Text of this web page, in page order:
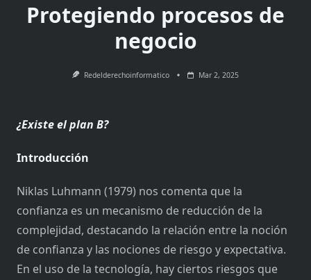
Protegiendo procesos de
negocio
Redelderechoinformatico Mar 2, 2025
¿Existe el plan B?
Introducción
Niklas Luhmann (1979) nos comenta que la
confianza es un mecanismo de reducción de la
complejidad, destacando la relación entre la noción
de confianza y las nociones de riesgo y expectativa.
En el uso de la tecnología, hay ciertos riesgos que